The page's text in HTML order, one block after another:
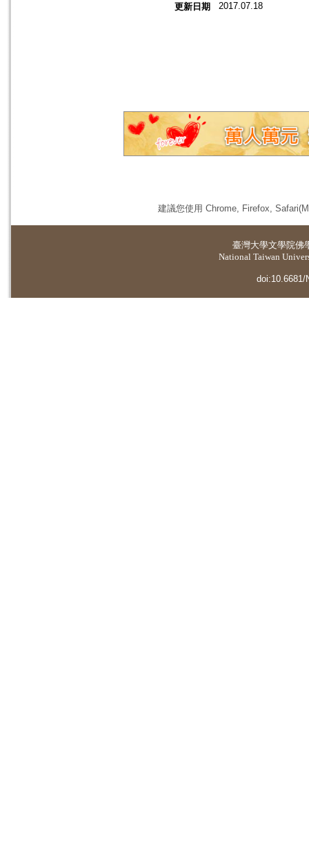
更新日期 2017.07.18
建議您使用 Chrome, Firefox,
臺灣大學文學院佛
National Taiwan
doi:10.6681/